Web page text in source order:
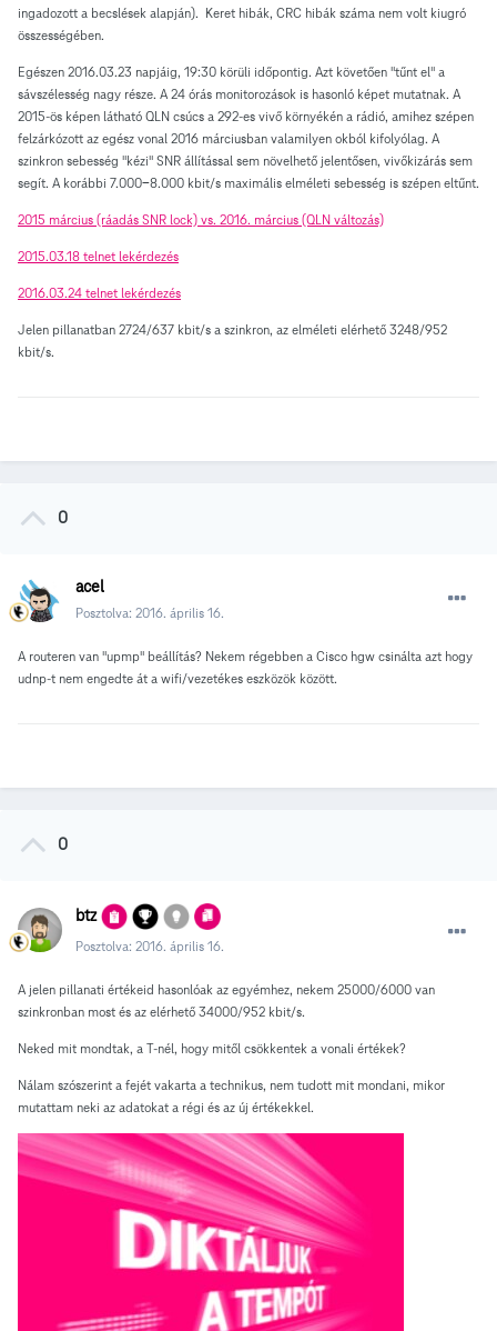
ingadozott a becslések alapján). Keret hibák, CRC hibák száma nem volt kiugró
összességében.
Egészen 2016.03.23 napjáig, 19:30 körüli időpontig. Azt követően "tűnt el" a
sávszélesség nagy része. A 24 órás monitorozások is hasonló képet mutatnak. A
2015-ös képen látható QLN csúcs a 292-es vivő környékén a rádió, amihez szépen
felzárkózott az egész vonal 2016 márciusban valamilyen okból kifolyólag. A
szinkron sebesség "kézi" SNR állítással sem növelhető jelentősen, vivőkizárás sem
segít. A korábbi 7.000-8.000 kbit/s maximális elméleti sebesség is szépen eltűnt.
2015 március (ráadás SNR lock) vs. 2016. március (QLN változás)
2015.03.18 telnet lekérdezés
2016.03.24 telnet lekérdezés
Jelen pillanatban 2724/637 kbit/s a szinkron, az elméleti elérhető 3248/952
kbit/s.
0
acel
Posztolva: 2016. április 16.
A routeren van "upmp" beállítás? Nekem régebben a Cisco hgw csinálta azt hogy
udnp-t nem engedte át a wifi/vezetékes eszközök között.
0
btz
Posztolva: 2016. április 16.
A jelen pillanati értékeid hasonlóak az egyémhez, nekem 25000/6000 van
szinkronban most és az elérhető 34000/952 kbit/s.
Neked mit mondtak, a T-nél, hogy mitől csökkentek a vonali értékek?
Nálam szószerint a fejét vakarta a technikus, nem tudott mit mondani, mikor
mutattam neki az adatokat a régi és az új értékekkel.